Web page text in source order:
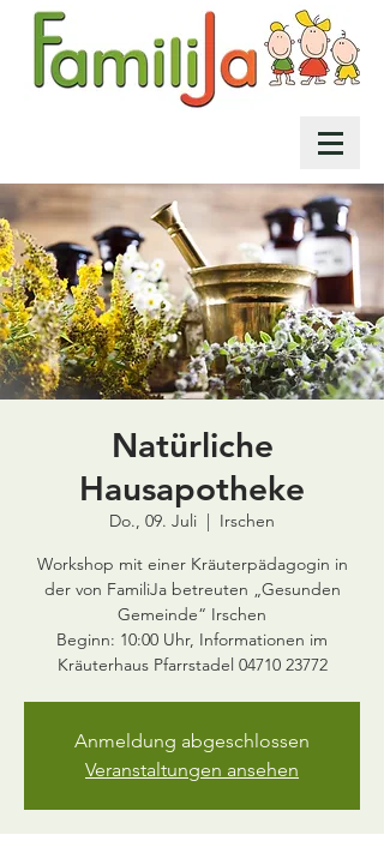
Natürliche
Hausapotheke
Do., 09. Juli
  |
Irschen
Workshop mit einer Kräuterpädagogin in
der von FamiliJa betreuten „Gesunden
Gemeinde“ Irschen
Beginn: 10:00 Uhr, Informationen im
Kräuterhaus Pfarrstadel 04710 23772
Anmeldung abgeschlossen
Veranstaltungen ansehen